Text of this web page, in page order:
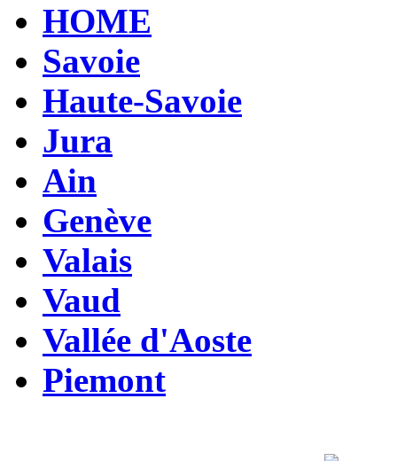
HOME
Savoie
Haute-Savoie
Jura
Ain
Genève
Valais
Vaud
Vallée d'Aoste
Piemont